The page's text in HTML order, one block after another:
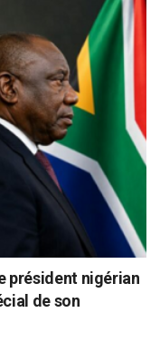
président nigérian
de son